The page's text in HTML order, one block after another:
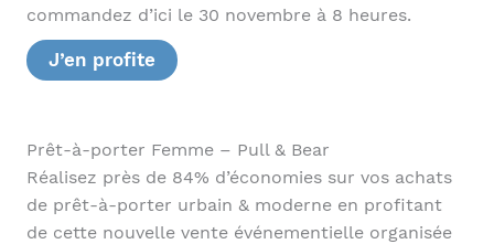
commandez d’ici le 30 novembre à 8 heures.
J’en profite
Prêt-à-porter Femme – Pull & Bear
Réalisez près de 84% d’économies sur vos achats
de prêt-à-porter urbain & moderne en profitant
de cette nouvelle vente événementielle organisée